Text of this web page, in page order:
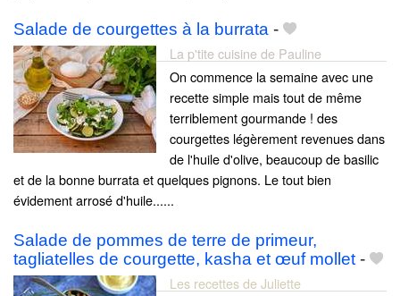
Salade de courgettes à la burrata -
La p'tite cuisine de Pauline
On commence la semaine avec une
recette simple mais tout de même
terriblement gourmande ! des
courgettes légèrement revenues dans
de l'huile d'olive, beaucoup de basilic
et de la bonne burrata et quelques pignons. Le tout bien
évidement arrosé d'huile......
Salade de pommes de terre de primeur,
tagliatelles de courgette, kasha et œuf mollet-
Les recettes de Juliette